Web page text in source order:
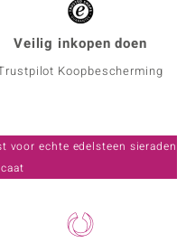
Veilig inkopen doen
Koopbescherming
voor echte edelsteen sieraden